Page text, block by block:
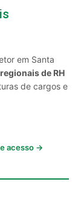
em Santa
de RH
de cargos e
acesso →